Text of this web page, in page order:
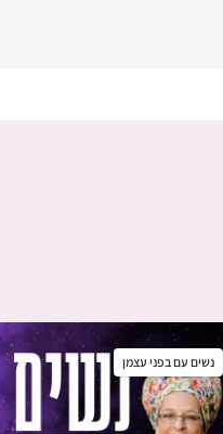
נשים עם בפני עצמן